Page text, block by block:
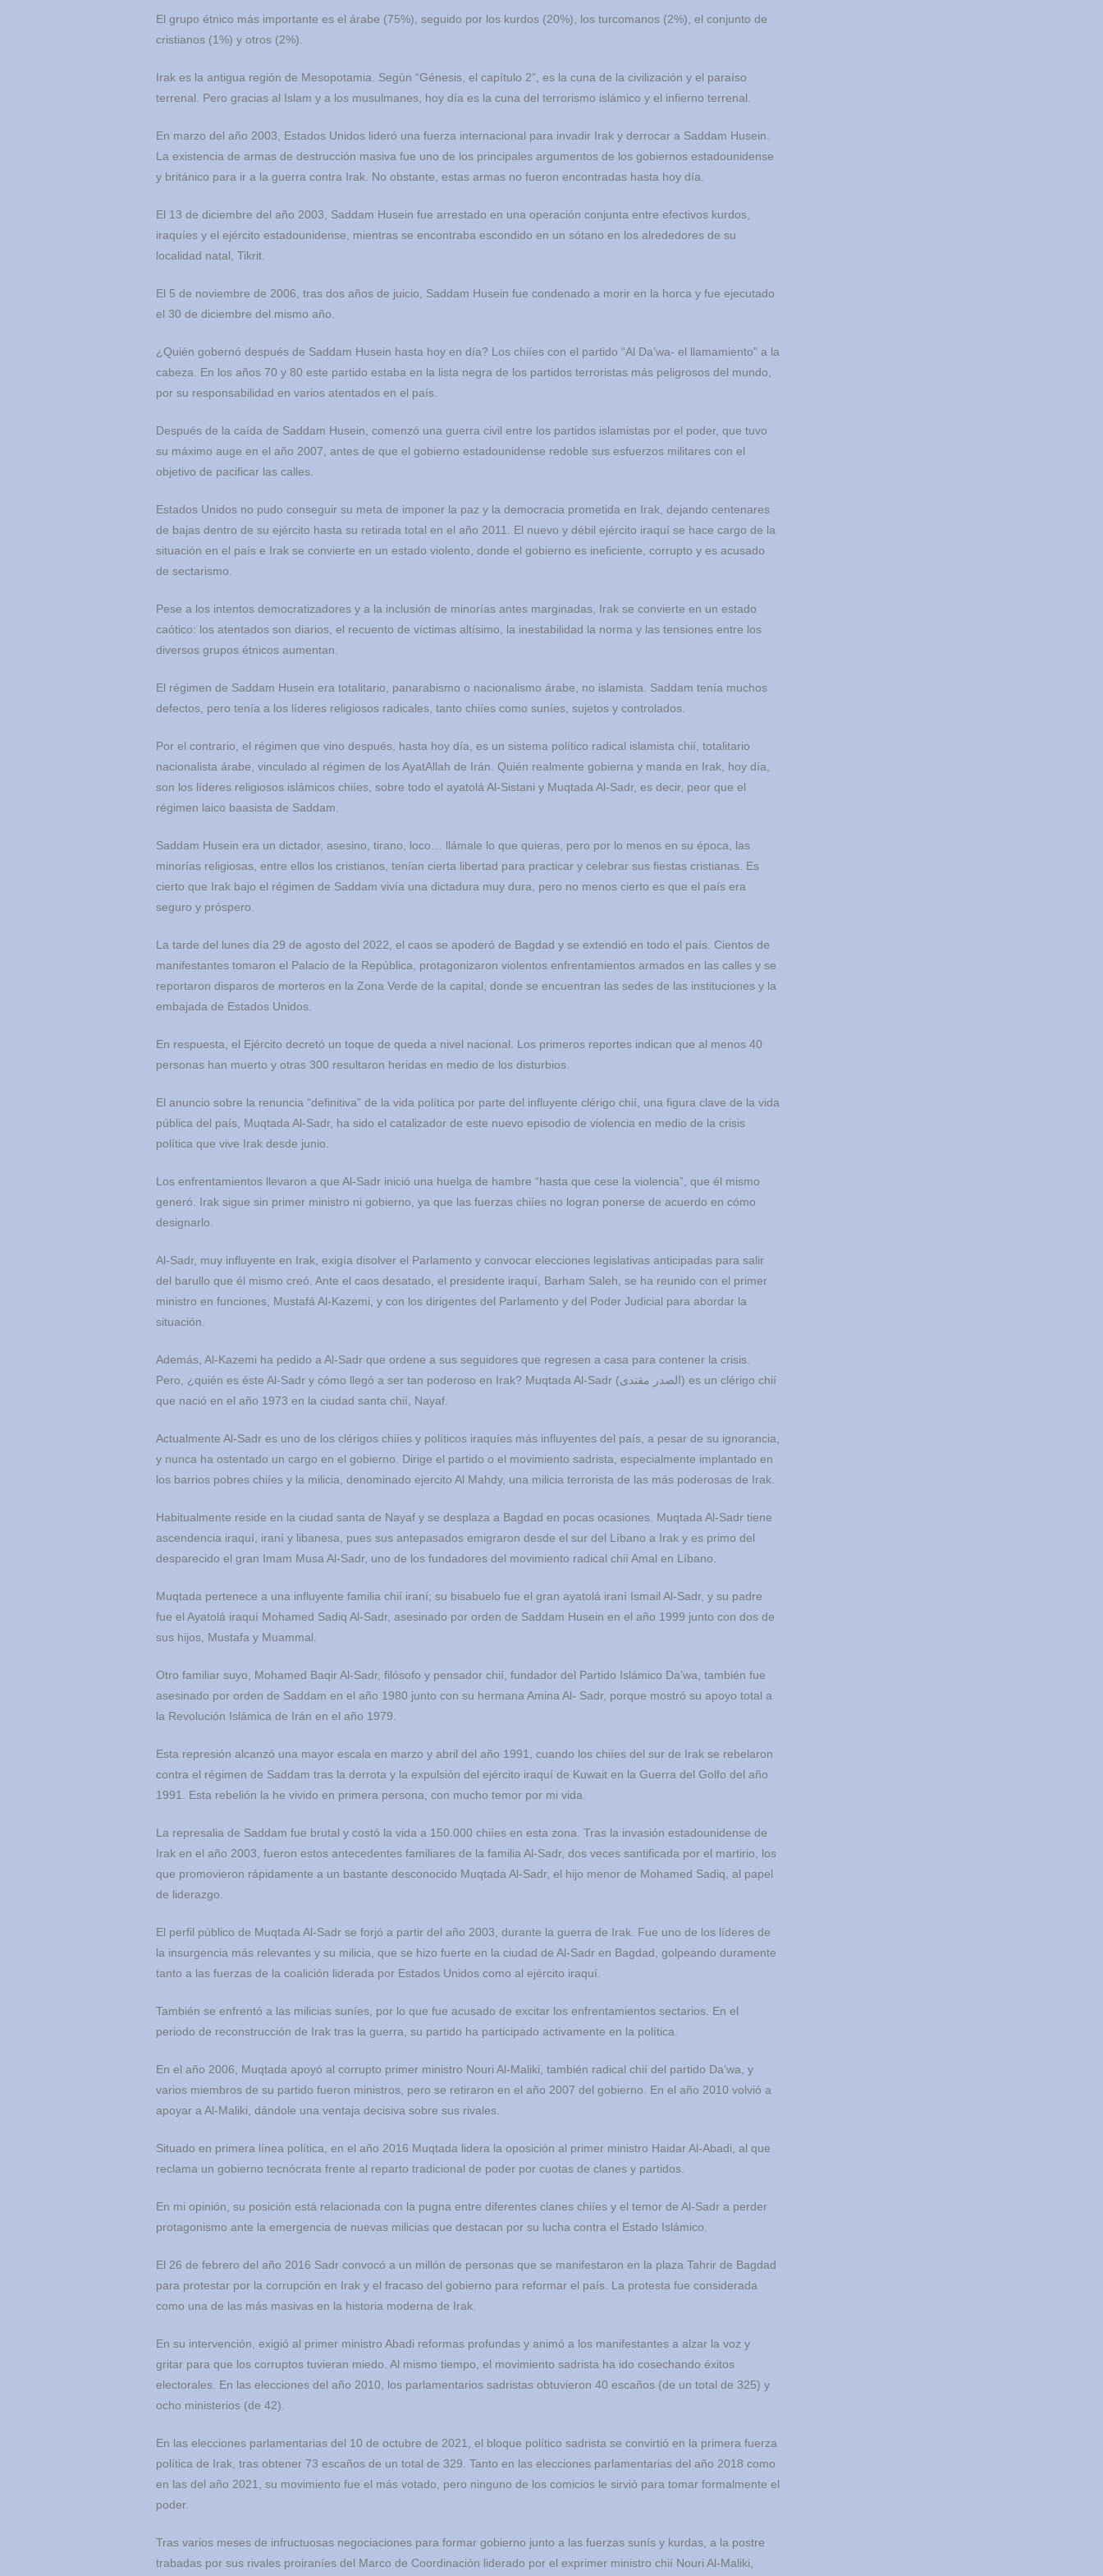
El grupo étnico más importante es el árabe (75%), seguido por los kurdos (20%), los turcomanos (2%), el conjunto de
cristianos (1%) y otros (2%).
Irak es la antigua región de Mesopotamia. Según “Génesis, el capítulo 2”, es la cuna de la civilización y el paraíso
terrenal. Pero gracias al Islam y a los musulmanes, hoy día es la cuna del terrorismo islámico y el infierno terrenal.
En marzo del año 2003, Estados Unidos lideró una fuerza internacional para invadir Irak y derrocar a Saddam Husein.
La existencia de armas de destrucción masiva fue uno de los principales argumentos de los gobiernos estadounidense
y británico para ir a la guerra contra Irak. No obstante, estas armas no fueron encontradas hasta hoy día.
El 13 de diciembre del año 2003, Saddam Husein fue arrestado en una operación conjunta entre efectivos kurdos,
iraquíes y el ejército estadounidense, mientras se encontraba escondido en un sótano en los alrededores de su
localidad natal, Tikrit.
El 5 de noviembre de 2006, tras dos años de juicio, Saddam Husein fue condenado a morir en la horca y fue ejecutado
el 30 de diciembre del mismo año.
¿Quién gobernó después de Saddam Husein hasta hoy en día? Los chiíes con el partido “Al Da’wa- el llamamiento” a la
cabeza. En los años 70 y 80 este partido estaba en la lista negra de los partidos terroristas más peligrosos del mundo,
por su responsabilidad en varios atentados en el país.
Después de la caída de Saddam Husein, comenzó una guerra civil entre los partidos islamistas por el poder, que tuvo
su máximo auge en el año 2007, antes de que el gobierno estadounidense redoble sus esfuerzos militares con el
objetivo de pacificar las calles.
Estados Unidos no pudo conseguir su meta de imponer la paz y la democracia prometida en Irak, dejando centenares
de bajas dentro de su ejército hasta su retirada total en el año 2011. El nuevo y débil ejército iraquí se hace cargo de la
situación en el país e Irak se convierte en un estado violento, donde el gobierno es ineficiente, corrupto y es acusado
de sectarismo.
Pese a los intentos democratizadores y a la inclusión de minorías antes marginadas, Irak se convierte en un estado
caótico: los atentados son diarios, el recuento de víctimas altísimo, la inestabilidad la norma y las tensiones entre los
diversos grupos étnicos aumentan.
El régimen de Saddam Husein era totalitario, panarabismo o nacionalismo árabe, no islamista. Saddam tenía muchos
defectos, pero tenía a los líderes religiosos radicales, tanto chiíes como suníes, sujetos y controlados.
Por el contrario, el régimen que vino después, hasta hoy día, es un sistema político radical islamista chií, totalitario
nacionalista árabe, vinculado al régimen de los AyatAllah de Irán. Quién realmente gobierna y manda en Irak, hoy día,
son los líderes religiosos islámicos chiíes, sobre todo el ayatolá Al-Sistani y Muqtada Al-Sadr, es decir, peor que el
régimen laico baasista de Saddam.
Saddam Husein era un dictador, asesino, tirano, loco… llámale lo que quieras, pero por lo menos en su época, las
minorías religiosas, entre ellos los cristianos, tenían cierta libertad para practicar y celebrar sus fiestas cristianas. Es
cierto que Irak bajo el régimen de Saddam vivía una dictadura muy dura, pero no menos cierto es que el país era
seguro y próspero.
La tarde del lunes día 29 de agosto del 2022, el caos se apoderó de Bagdad y se extendió en todo el país. Cientos de
manifestantes tomaron el Palacio de la República, protagonizaron violentos enfrentamientos armados en las calles y se
reportaron disparos de morteros en la Zona Verde de la capital, donde se encuentran las sedes de las instituciones y la
embajada de Estados Unidos.
En respuesta, el Ejército decretó un toque de queda a nivel nacional. Los primeros reportes indican que al menos 40
personas han muerto y otras 300 resultaron heridas en medio de los disturbios.
El anuncio sobre la renuncia “definitiva” de la vida política por parte del influyente clérigo chií, una figura clave de la vida
pública del país, Muqtada Al-Sadr, ha sido el catalizador de este nuevo episodio de violencia en medio de la crisis
política que vive Irak desde junio.
Los enfrentamientos llevaron a que Al-Sadr inició una huelga de hambre “hasta que cese la violencia”, que él mismo
generó. Irak sigue sin primer ministro ni gobierno, ya que las fuerzas chiíes no logran ponerse de acuerdo en cómo
designarlo.
Al-Sadr, muy influyente en Irak, exigía disolver el Parlamento y convocar elecciones legislativas anticipadas para salir
del barullo que él mismo creó. Ante el caos desatado, el presidente iraquí, Barham Saleh, se ha reunido con el primer
ministro en funciones, Mustafá Al-Kazemi, y con los dirigentes del Parlamento y del Poder Judicial para abordar la
situación.
Además, Al-Kazemi ha pedido a Al-Sadr que ordene a sus seguidores que regresen a casa para contener la crisis.
Pero, ¿quién es éste Al-Sadr y cómo llegó a ser tan poderoso en Irak? Muqtada Al-Sadr (الصدر مقتدى) es un clérigo chií
que nació en el año 1973 en la ciudad santa chií, Nayaf.
Actualmente Al-Sadr es uno de los clérigos chiíes y políticos iraquíes más influyentes del país, a pesar de su ignorancia,
y nunca ha ostentado un cargo en el gobierno. Dirige el partido o el movimiento sadrista, especialmente implantado en
los barrios pobres chiíes y la milicia, denominado ejercito Al Mahdy, una milicia terrorista de las más poderosas de Irak.
Habitualmente reside en la ciudad santa de Nayaf y se desplaza a Bagdad en pocas ocasiones. Muqtada Al-Sadr tiene
ascendencia iraquí, iraní y libanesa, pues sus antepasados emigraron desde el sur del Líbano a Irak y es primo del
desparecido el gran Imam Musa Al-Sadr, uno de los fundadores del movimiento radical chií Amal en Líbano.
Muqtada pertenece a una influyente familia chií iraní; su bisabuelo fue el gran ayatolá iraní Ismail Al-Sadr, y su padre
fue el Ayatolá iraquí Mohamed Sadiq Al-Sadr, asesinado por orden de Saddam Husein en el año 1999 junto con dos de
sus hijos, Mustafa y Muammal.
Otro familiar suyo, Mohamed Baqir Al-Sadr, filósofo y pensador chií, fundador del Partido Islámico Da’wa, también fue
asesinado por orden de Saddam en el año 1980 junto con su hermana Amina Al- Sadr, porque mostró su apoyo total a
la Revolución Islámica de Irán en el año 1979.
Esta represión alcanzó una mayor escala en marzo y abril del año 1991, cuando los chiíes del sur de Irak se rebelaron
contra el régimen de Saddam tras la derrota y la expulsión del ejército iraquí de Kuwait en la Guerra del Golfo del año
1991. Esta rebelión la he vivido en primera persona, con mucho temor por mi vida.
La represalia de Saddam fue brutal y costó la vida a 150.000 chiíes en esta zona. Tras la invasión estadounidense de
Irak en el año 2003, fueron estos antecedentes familiares de la familia Al-Sadr, dos veces santificada por el martirio, los
que promovieron rápidamente a un bastante desconocido Muqtada Al-Sadr, el hijo menor de Mohamed Sadiq, al papel
de liderazgo.
El perfil público de Muqtada Al-Sadr se forjó a partir del año 2003, durante la guerra de Irak. Fue uno de los líderes de
la insurgencia más relevantes y su milicia, que se hizo fuerte en la ciudad de Al-Sadr en Bagdad, golpeando duramente
tanto a las fuerzas de la coalición liderada por Estados Unidos como al ejército iraquí.
También se enfrentó a las milicias suníes, por lo que fue acusado de excitar los enfrentamientos sectarios. En el
periodo de reconstrucción de Irak tras la guerra, su partido ha participado activamente en la política.
En el año 2006, Muqtada apoyó al corrupto primer ministro Nouri Al-Maliki, también radical chií del partido Da’wa, y
varios miembros de su partido fueron ministros, pero se retiraron en el año 2007 del gobierno. En el año 2010 volvió a
apoyar a Al-Maliki, dándole una ventaja decisiva sobre sus rivales.
Situado en primera línea política, en el año 2016 Muqtada lidera la oposición al primer ministro Haidar Al-Abadi, al que
reclama un gobierno tecnócrata frente al reparto tradicional de poder por cuotas de clanes y partidos.
En mi opinión, su posición está relacionada con la pugna entre diferentes clanes chiíes y el temor de Al-Sadr a perder
protagonismo ante la emergencia de nuevas milicias que destacan por su lucha contra el Estado Islámico.
El 26 de febrero del año 2016 Sadr convocó a un millón de personas que se manifestaron en la plaza Tahrir de Bagdad
para protestar por la corrupción en Irak y el fracaso del gobierno para reformar el país. La protesta fue considerada
como una de las más masivas en la historia moderna de Irak.
En su intervención, exigió al primer ministro Abadi reformas profundas y animó a los manifestantes a alzar la voz y
gritar para que los corruptos tuvieran miedo. Al mismo tiempo, el movimiento sadrista ha ido cosechando éxitos
electorales. En las elecciones del año 2010, los parlamentarios sadristas obtuvieron 40 escaños (de un total de 325) y
ocho ministerios (de 42).
En las elecciones parlamentarias del 10 de octubre de 2021, el bloque político sadrista se convirtió en la primera fuerza
política de Irak, tras obtener 73 escaños de un total de 329. Tanto en las elecciones parlamentarias del año 2018 como
en las del año 2021, su movimiento fue el más votado, pero ninguno de los comicios le sirvió para tomar formalmente el
poder.
Tras varios meses de infructuosas negociaciones para formar gobierno junto a las fuerzas sunís y kurdas, a la postre
trabadas por sus rivales proiraníes del Marco de Coordinación liderado por el exprimer ministro chií Nouri Al-Maliki,